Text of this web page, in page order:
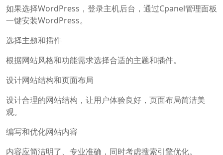
如果选择WordPress，登录主机后台，通过Cpanel管理面板
一键安装WordPress。
选择主题和插件
根据网站风格和功能需求选择合适的主题和插件。
设计网站结构和页面布局
设计合理的网站结构，让用户体验良好，页面布局简洁美
观。
编写和优化网站内容
内容应简洁明了、专业准确，同时考虑搜索引擎优化。